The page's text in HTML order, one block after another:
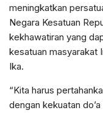
meningkatkan
Negara Kesatuan
kekhawatiran yang
kesatuan masyarakat
Ika.
“Kita harus
dengan kekuatan